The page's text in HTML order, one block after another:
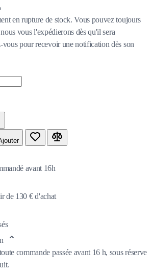
en rupture de stock. Vous pouvez toujours
vous l'expédierons dès qu'il sera
pour recevoir une notification dès son
avant 16h
de 130 € d'achat
commande passée avant 16 h, sous réserve